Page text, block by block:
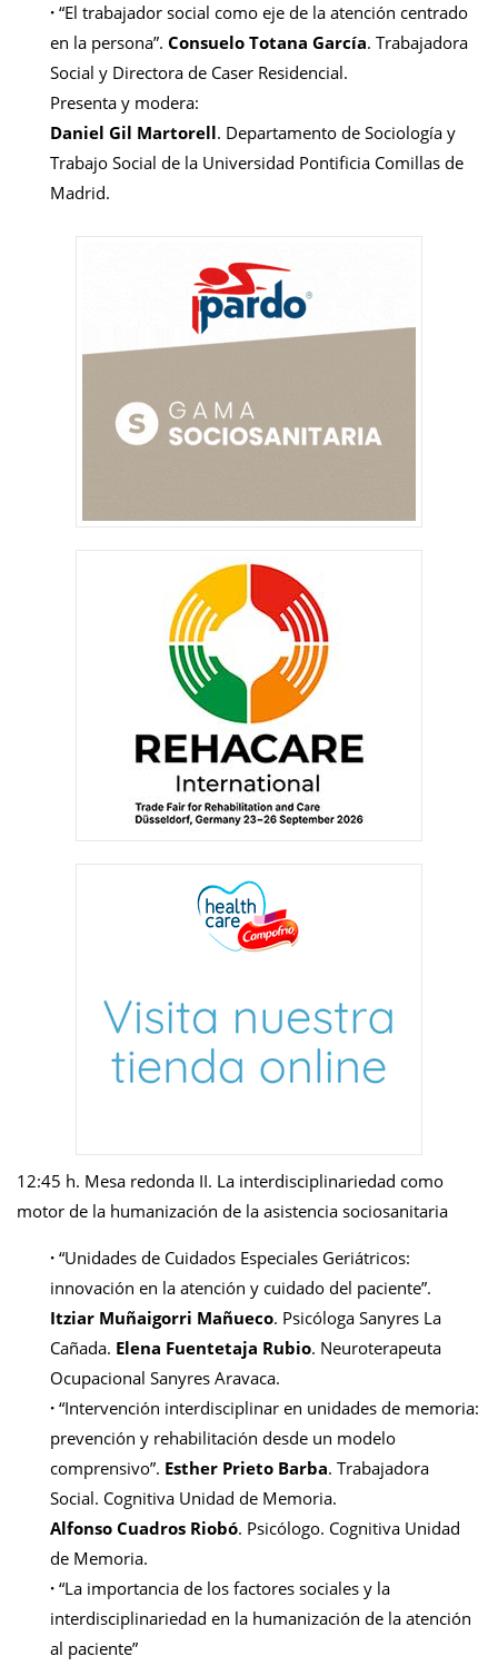
· “El trabajador social como eje de la atención centrado
en la persona”. Consuelo Totana García. Trabajadora
Social y Directora de Caser Residencial.
Presenta y modera:
Daniel Gil Martorell. Departamento de Sociología y
Trabajo Social de la Universidad Pontificia Comillas de
Madrid.
12:45 h. Mesa redonda II. La interdisciplinariedad como
motor de la humanización de la asistencia sociosanitaria
· “Unidades de Cuidados Especiales Geriátricos:
innovación en la atención y cuidado del paciente”.
Itziar Muñaigorri Mañueco. Psicóloga Sanyres La
Cañada. Elena Fuentetaja Rubio. Neuroterapeuta
Ocupacional Sanyres Aravaca.
· “Intervención interdisciplinar en unidades de memoria:
prevención y rehabilitación desde un modelo
comprensivo”. Esther Prieto Barba. Trabajadora
Social. Cognitiva Unidad de Memoria.
Alfonso Cuadros Riobó. Psicólogo. Cognitiva Unidad
de Memoria.
· “La importancia de los factores sociales y la
interdisciplinariedad en la humanización de la atención
al paciente”